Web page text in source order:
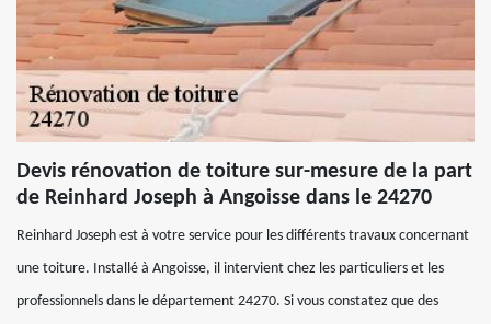
Devis rénovation de toiture sur-mesure de la part
de Reinhard Joseph à Angoisse dans le 24270
Reinhard Joseph est à votre service pour les différents travaux concernant
une toiture. Installé à Angoisse, il intervient chez les particuliers et les
professionnels dans le département 24270. Si vous constatez que des